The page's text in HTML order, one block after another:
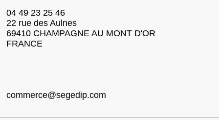
04 49 23 25 46
22 rue des Aulnes
69410 CHAMPAGNE AU MONT D'OR
FRANCE
commerce@segedip.com